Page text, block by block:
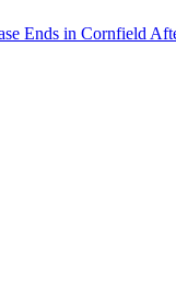
Ends in Cornfield